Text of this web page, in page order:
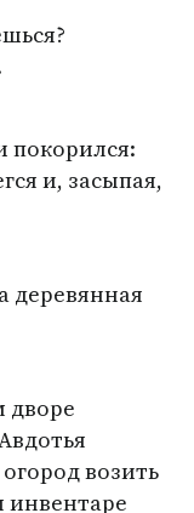
покорился:
и, засыпая,
деревянная
дворе
возить
инвентаре